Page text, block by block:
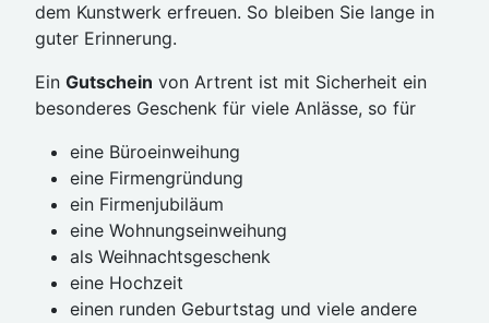
dem Kunstwerk erfreuen. So bleiben Sie lange in
guter Erinnerung.
Ein Gutschein von Artrent ist mit Sicherheit ein
besonderes Geschenk für viele Anlässe, so für
eine Büroeinweihung
eine Firmengründung
ein Firmenjubiläum
eine Wohnungseinweihung
als Weihnachtsgeschenk
eine Hochzeit
einen runden Geburtstag und viele andere